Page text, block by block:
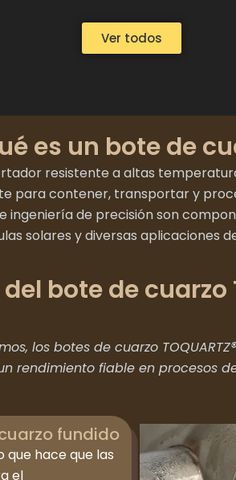
Ver todos
es un bote de
resistente a altas
para contener, transportar y
ingeniería de precisión son
solares y diversas aplicaciones
bote de cuarzo
los botes de cuarzo
rendimiento fiable en procesos
fundido
que hace que las
el